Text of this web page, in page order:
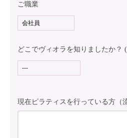
ご職業
どこでヴィオラを知りましたか？
現在ピラティスを行っている方（